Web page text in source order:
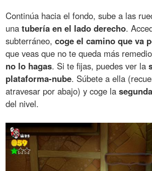
Continúa hacia el fondo, sube a las
unatubería en el lado derecho.
subterráneo,coge el camino que va
que veas que no te queda más
no lo hagas. Si te fijas, puedes ver la
plataforma-nube. Súbete a ella
atravesar por abajo) y coge la
del nivel.